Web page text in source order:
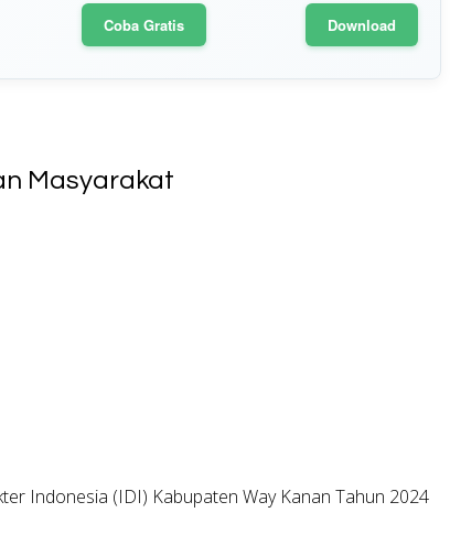
Coba Gratis Download
Masyarakat
Indonesia (IDI) Kabupaten Way Kanan Tahun 2024